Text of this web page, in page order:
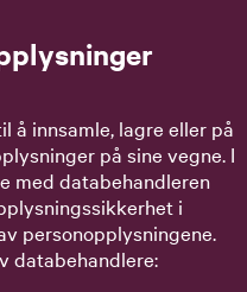
å innsamle, lagre eller på
på sine vegne. I
med databehandleren
i
personopplysningene.
databehandlere: